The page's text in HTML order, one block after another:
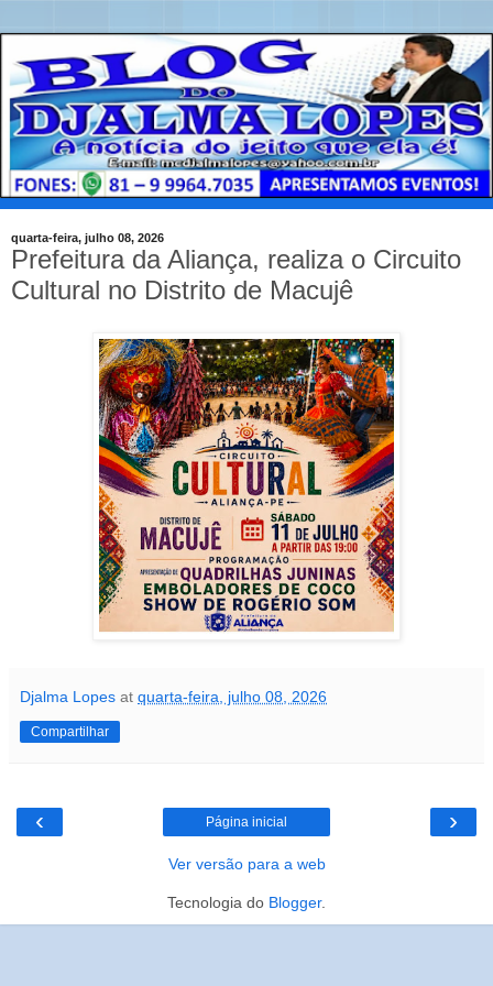
quarta-feira, julho 08, 2026
Prefeitura da Aliança, realiza o Circuito
Cultural no Distrito de Macujê
Djalma Lopes at quarta-feira, julho 08, 2026
Compartilhar
‹ ›
Página inicial
Ver versão para a web
Tecnologia do Blogger.